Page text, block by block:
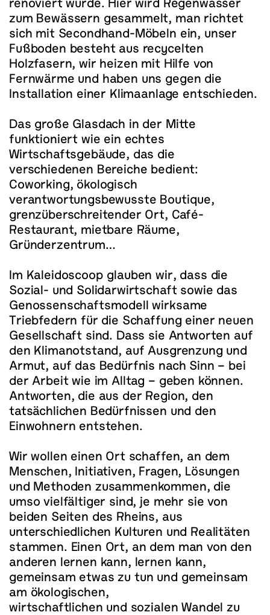
renoviert wurde. Hier wird Regenwasser
zum Bewässern gesammelt, man richtet
sich mit Secondhand-Möbeln ein, unser
Fußboden besteht aus recycelten
Holzfasern, wir heizen mit Hilfe von
Fernwärme und haben uns gegen die
Installation einer Klimaanlage entschieden.
Das große Glasdach in der Mitte
funktioniert wie ein echtes
Wirtschaftsgebäude, das die
verschiedenen Bereiche bedient:
Coworking, ökologisch
verantwortungsbewusste Boutique,
grenzüberschreitender Ort, Café-
Restaurant, mietbare Räume,
Gründerzentrum…
Im Kaleidoscoop glauben wir, dass die
Sozial- und Solidarwirtschaft sowie das
Genossenschaftsmodell wirksame
Triebfedern für die Schaffung einer neuen
Gesellschaft sind. Dass sie Antworten auf
den Klimanotstand, auf Ausgrenzung und
Armut, auf das Bedürfnis nach Sinn – bei
der Arbeit wie im Alltag – geben können.
Antworten, die aus der Region, den
tatsächlichen Bedürfnissen und den
Einwohnern entstehen.
Wir wollen einen Ort schaffen, an dem
Menschen, Initiativen, Fragen, Lösungen
und Methoden zusammenkommen, die
umso vielfältiger sind, je mehr sie von
beiden Seiten des Rheins, aus
unterschiedlichen Kulturen und Realitäten
stammen. Einen Ort, an dem man von den
anderen lernen kann, lernen kann,
gemeinsam etwas zu tun und gemeinsam
am ökologischen,
wirtschaftlichen und sozialen Wandel zu